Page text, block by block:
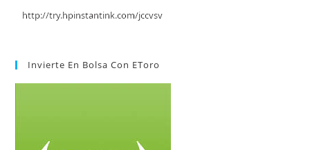
Invierte En Bolsa Con EToro